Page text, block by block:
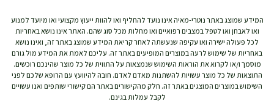
המידע שמוצג באתר נוטרי-מאיה אינו נועד להחליף ואו להוות ייעוץ מקצועי ואו מיועד למנוע
ואו לאבחן ואו לטפל במצבים רפואיים ואו מחלות מכל סוג שהם. האתר אינו נושא באחריות
לכל פעולה ישירה ואו עקיפה שנעשתה לאחר קריאת המידע שמוצג באתר זה, ואינו נושא
באחריות של שימוש לרעה במוצרים המופיעים באתר זה. עליכם לאמת את המידע מול גורם
מוסמך ו/או לקרוא את הוראות השימוש שנמצאות על התווית של כל מוצר שהינכם רוכשים.
התוצאות של כל מוצר עשויות להשתנות מאדם לאדם. חובה להיוועץ עם הרופא שלכם לפני
השימוש במוצרים המוצגים באתר זה. חלק מהקישורים באתר הם קישורי שותפים ואנו עשויים
לקבל עמלות בגינם.